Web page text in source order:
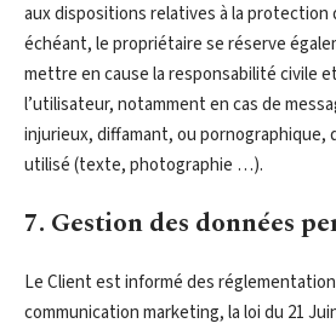
aux dispositions relatives à la protection
échéant, le propriétaire se réserve
mettre en cause la responsabilité civile
l’utilisateur, notamment en cas de
injurieux, diffamant, ou pornographique,
utilisé (texte, photographie …).
7. Gestion des données
Le Client est informé des
communication marketing, la loi du 21